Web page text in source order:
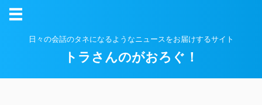
日々の会話のタネになるようなニュースをお届けするサイト
トラさんのがおろぐ！